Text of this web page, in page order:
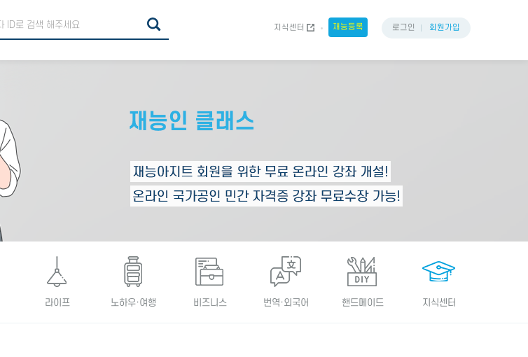
지식센터 재능등록 로그인 회원가입
라이프 노하우·여행 비즈니스 번역·외국어 핸드메이드 지식센터